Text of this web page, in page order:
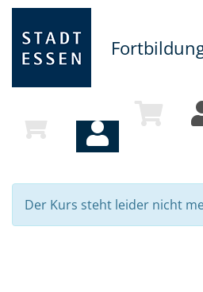
Der Kurs steht leider nicht